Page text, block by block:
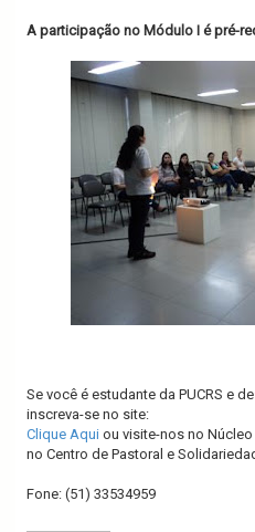
A participação no Módulo I é pré-
Se você é estudante da PUCRS e
inscreva-se no site:
Clique Aqui ou visite-nos no Núcleo
no Centro de Pastoral e
Fone: (51) 33534959